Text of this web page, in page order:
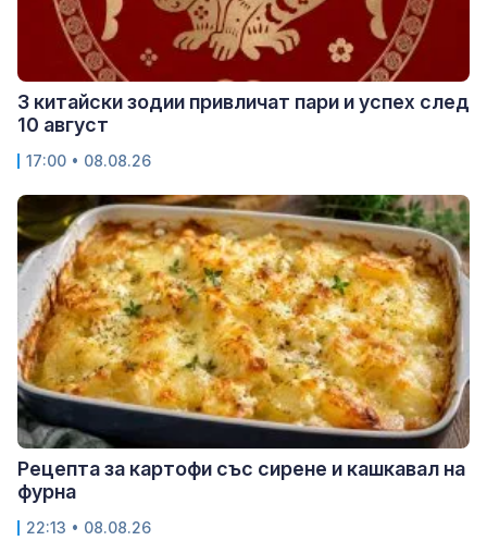
3 китайски зодии привличат пари и успех след
10 август
17:00 • 08.08.26
Рецепта за картофи със сирене и кашкавал на
фурна
22:13 • 08.08.26